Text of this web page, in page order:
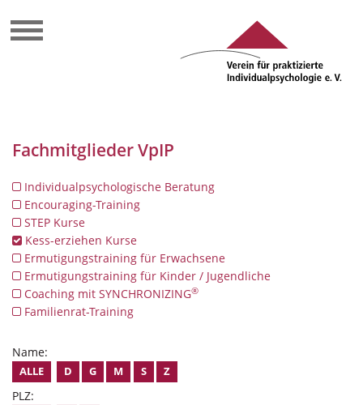
Fachmitglieder VpIP
Individualpsychologische Beratung
Encouraging-Training
STEP Kurse
Kess-erziehen Kurse
Ermutigungstraining für Erwachsene
Ermutigungstraining für Kinder / Jugendliche
Coaching mit SYNCHRONIZING®
Familienrat-Training
Name:
ALLE D G M S Z
PLZ: